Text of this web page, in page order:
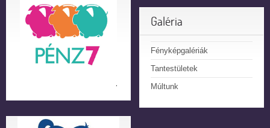
Galéria
Fényképgalériák
Tantestületek
Múltunk